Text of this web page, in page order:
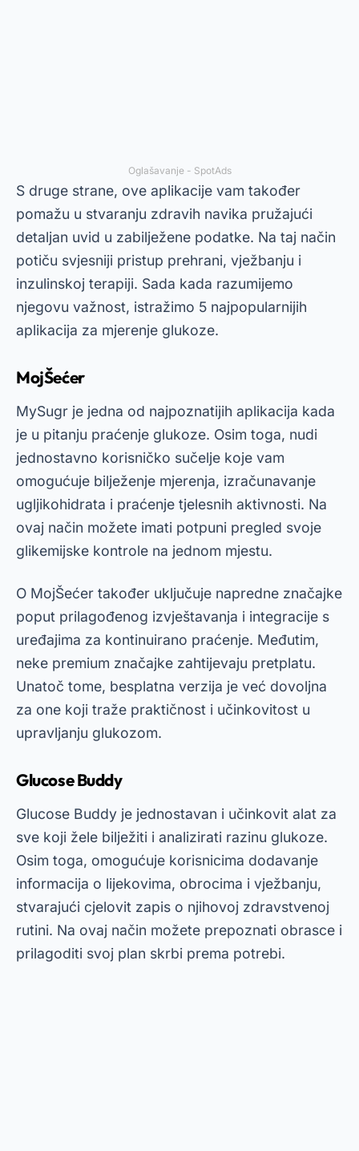
Oglašavanje - SpotAds
S druge strane, ove aplikacije vam također
pomažu u stvaranju zdravih navika pružajući
detaljan uvid u zabilježene podatke. Na taj način
potiču svjesniji pristup prehrani, vježbanju i
inzulinskoj terapiji. Sada kada razumijemo
njegovu važnost, istražimo 5 najpopularnijih
aplikacija za mjerenje glukoze.
MojŠećer
MySugr je jedna od najpoznatijih aplikacija kada
je u pitanju praćenje glukoze. Osim toga, nudi
jednostavno korisničko sučelje koje vam
omogućuje bilježenje mjerenja, izračunavanje
ugljikohidrata i praćenje tjelesnih aktivnosti. Na
ovaj način možete imati potpuni pregled svoje
glikemijske kontrole na jednom mjestu.
O MojŠećer također uključuje napredne značajke
poput prilagođenog izvještavanja i integracije s
uređajima za kontinuirano praćenje. Međutim,
neke premium značajke zahtijevaju pretplatu.
Unatoč tome, besplatna verzija je već dovoljna
za one koji traže praktičnost i učinkovitost u
upravljanju glukozom.
Glucose Buddy
Glucose Buddy je jednostavan i učinkovit alat za
sve koji žele bilježiti i analizirati razinu glukoze.
Osim toga, omogućuje korisnicima dodavanje
informacija o lijekovima, obrocima i vježbanju,
stvarajući cjelovit zapis o njihovoj zdravstvenoj
rutini. Na ovaj način možete prepoznati obrasce i
prilagoditi svoj plan skrbi prema potrebi.